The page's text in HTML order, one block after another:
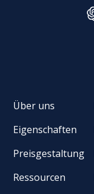
Über uns
Eigenschaften
Preisgestaltung
Ressourcen